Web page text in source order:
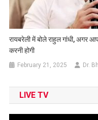
रायबरेली में बोले राहुल गांधी, अगर
करनी होगी
February 21, 2025 Dr.
LIVE TV